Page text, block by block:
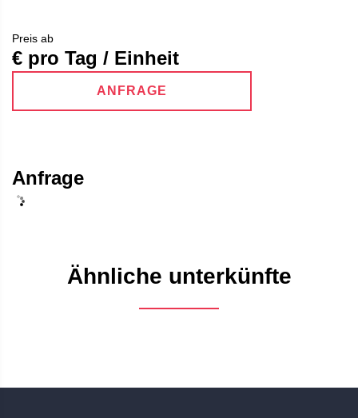
Preis ab
€ pro Tag / Einheit
ANFRAGE
Anfrage
Ähnliche unterkünfte